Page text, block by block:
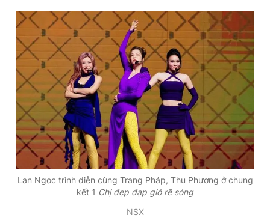
Lan Ngọc trình diễn cùng Trang Pháp, Thu Phương ở chung
kết 1 Chị đẹp đạp gió rẽ sóng
NSX